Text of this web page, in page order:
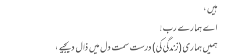
ہیں ،
اے ہمارے رب !
ہمیں ہماری (زندگی کی) درست سمت دل میں ذال دیجیے ،